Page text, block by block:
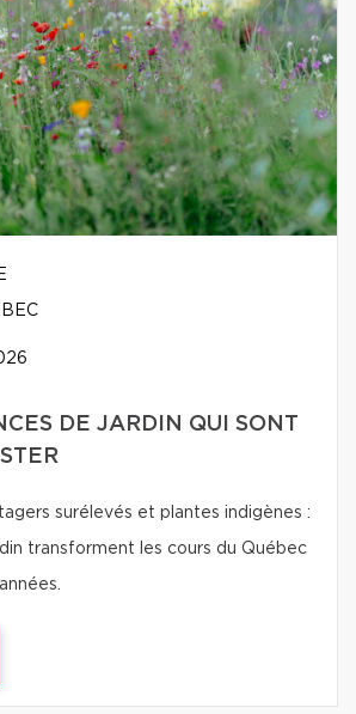
DE JARDIN QUI SONT
surélevés et plantes indigènes :
transforment les cours du Québec